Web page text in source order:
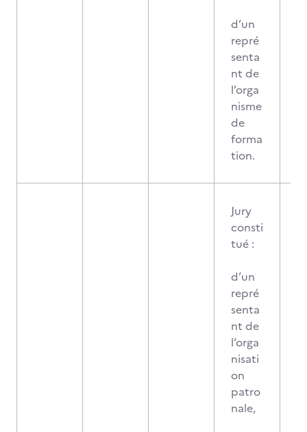
d’un
repré
senta
nt de
l’orga
nisme
de
forma
tion.
Jury
consti
tué :
d’un
repré
senta
nt de
l’orga
nisati
on
patro
nale,